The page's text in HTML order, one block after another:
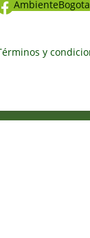
AmbienteBogota
y